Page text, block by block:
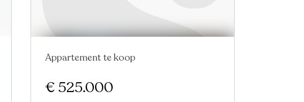
Nieuw
Appartement te koop
€ 525.000